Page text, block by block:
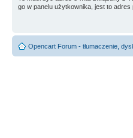
go w panelu użytkownika, jest to adres
Opencart Forum - tłumaczenie,